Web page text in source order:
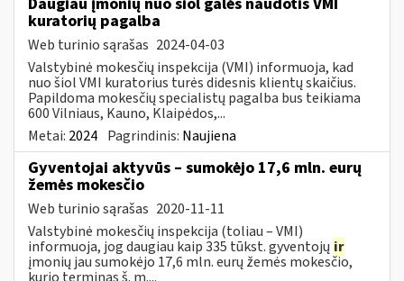
kuratorių pagalba
Web turinio sąrašas 2024-04-03
Valstybinė mokesčių inspekcija (VMI) informuoja, kad
nuo šiol VMI kuratorius turės didesnis klientų skaičius.
Papildoma mokesčių specialistų pagalba bus teikiama
600 Vilniaus, Kauno, Klaipėdos,...
Metai: 2024 Pagrindinis: Naujiena
Gyventojai aktyvūs – sumokėjo 17,6 mln. eurų
žemės mokesčio
Web turinio sąrašas 2020-11-11
Valstybinė mokesčių inspekcija (toliau – VMI)
informuoja, jog daugiau kaip 335 tūkst. gyventojų ir
įmonių jau sumokėjo 17,6 mln. eurų žemės mokesčio,
kurio terminas š. m....